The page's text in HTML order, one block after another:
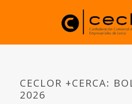
CECLOR +CERCA:
2026